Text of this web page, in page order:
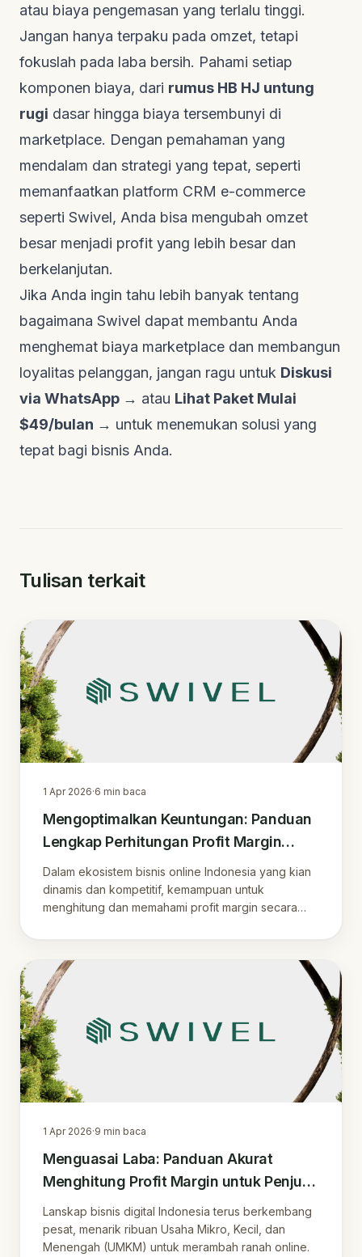
atau biaya pengemasan yang terlalu tinggi.
Jangan hanya terpaku pada omzet, tetapi
fokuslah pada laba bersih. Pahami setiap
komponen biaya, dari rumus HB HJ untung
rugi dasar hingga biaya tersembunyi di
marketplace. Dengan pemahaman yang
mendalam dan strategi yang tepat, seperti
memanfaatkan platform CRM e-commerce
seperti Swivel, Anda bisa mengubah omzet
besar menjadi profit yang lebih besar dan
berkelanjutan.
Jika Anda ingin tahu lebih banyak tentang
bagaimana Swivel dapat membantu Anda
menghemat biaya marketplace dan membangun
loyalitas pelanggan, jangan ragu untuk Diskusi
via WhatsApp → atau Lihat Paket Mulai
$49/bulan → untuk menemukan solusi yang
tepat bagi bisnis Anda.
Tulisan terkait
1 Apr 2026·6 min baca
Mengoptimalkan Keuntungan: Panduan
Lengkap Perhitungan Profit Margin
untuk Penjual Online
Dalam ekosistem bisnis online Indonesia yang kian
dinamis dan kompetitif, kemampuan untuk
menghitung dan memahami profit margin secara
1 Apr 2026·9 min baca
Menguasai Laba: Panduan Akurat
Menghitung Profit Margin untuk Penjual
Online
Lanskap bisnis digital Indonesia terus berkembang
pesat, menarik ribuan Usaha Mikro, Kecil, dan
Menengah (UMKM) untuk merambah ranah online.